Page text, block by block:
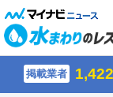
掲載業者 1,422